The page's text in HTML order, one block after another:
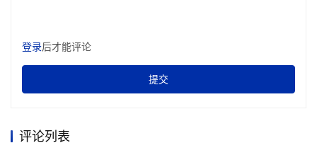
登录后才能评论
提交
评论列表